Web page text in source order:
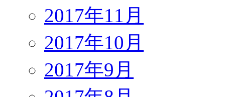
2017年11月
2017年10月
2017年9月